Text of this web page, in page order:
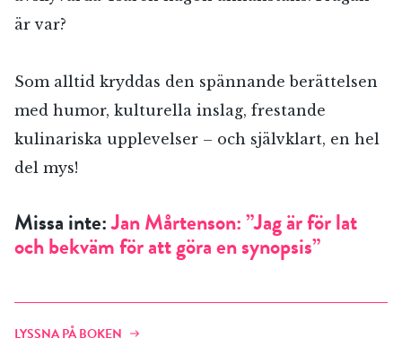
är var?
Som alltid kryddas den spännande berättelsen
med humor, kulturella inslag, frestande
kulinariska upplevelser – och självklart, en hel
del mys!
Missa inte:Jan Mårtenson: ”Jag är för lat
och bekväm för att göra en synopsis”
LYSSNA PÅ BOKEN